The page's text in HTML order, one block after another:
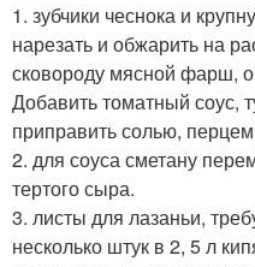
1. зубчики чеснока и
нарезать и обжарить на
сковороду мясной фарш,
Добавить томатный соус,
приправить солью,
2. для соуса сметану
тертого сыра.
3. листы для лазаньи,
несколько штук в 2, 5 л